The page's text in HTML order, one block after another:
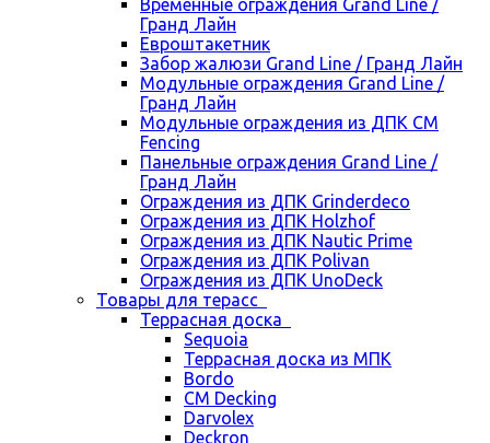
Временные ограждения Grand Line /
Гранд Лайн
Евроштакетник
Забор жалюзи Grand Line / Гранд Лайн
Модульные ограждения Grand Line /
Гранд Лайн
Модульные ограждения из ДПК CM
Fencing
Панельные ограждения Grand Line /
Гранд Лайн
Ограждения из ДПК Grinderdeco
Ограждения из ДПК Holzhof
Ограждения из ДПК Nautic Prime
Ограждения из ДПК Polivan
Ограждения из ДПК UnoDeck
Товары для терасс
Террасная доска
Sequoia
Террасная доска из МПК
Bordo
CM Decking
Darvolex
Deckron